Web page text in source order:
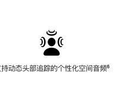
持动态头部追踪的个性化空间音频脚
⁶